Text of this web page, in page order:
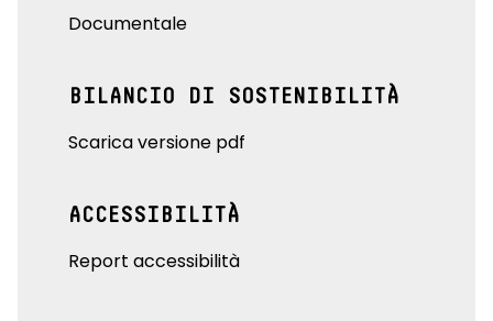
Documentale
BILANCIO DI SOSTENIBILITÀ
Scarica versione pdf
ACCESSIBILITÀ
Report accessibilità